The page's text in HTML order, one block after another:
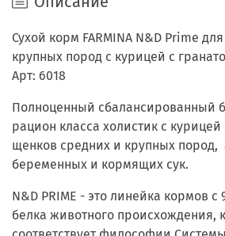
Сухой корм FARMINA N&D Prime
крупных пород с курицей с
Арт: 6018
Полноценный сбалансированный
рацион класса холистик с
щенков средних и крупных пород,
беременных и кормящих сук.
N&D PRIME - это линейка кормов
белка животного происхождения,